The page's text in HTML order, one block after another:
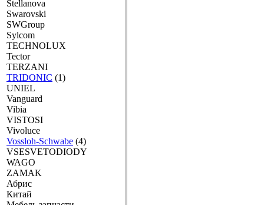
Stellanova
Swarovski
SWGroup
Sylcom
TECHNOLUX
Tector
TERZANI
TRIDONIC (1)
UNIEL
Vanguard
Vibia
VISTOSI
Vivoluce
Vossloh-Schwabe (4)
VSESVETODIODY
WAGO
ZAMAK
Абрис
Китай